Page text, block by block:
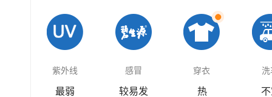
紫外线 感冒 穿衣 洗
最弱 较易发 热